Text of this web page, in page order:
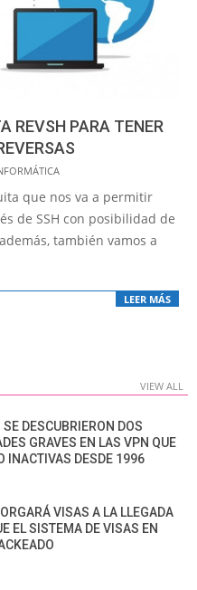
REVSH PARA TENER
que nos va a permitir
de SSH con posibilidad de
también vamos a
LEER MÁS
VIEW ALL
DESCUBRIERON DOS
GRAVES EN LAS VPN QUE
INACTIVAS DESDE 1996
VISAS A LA LLEGADA
EL SISTEMA DE VISAS EN